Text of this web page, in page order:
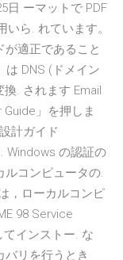
日 ーマットで PDF
ら. れています。
適正であること
DNS (ドメイン
. されます Email
」を押しま
計ガイド
Windows の認証の
コンピュータの.
，ローカルコンピ
98 Service
てインストー. な
リを行うとき